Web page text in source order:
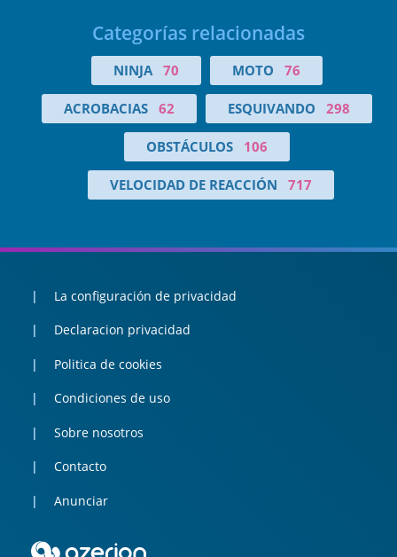
Categorías relacionadas
NINJA 70 MOTO 76
ACROBACIAS 62 ESQUIVANDO 298
OBSTÁCULOS 106
VELOCIDAD DE REACCIÓN 717
La configuración de privacidad
Declaracion privacidad
Politica de cookies
Condiciones de uso
Sobre nosotros
Contacto
Anunciar